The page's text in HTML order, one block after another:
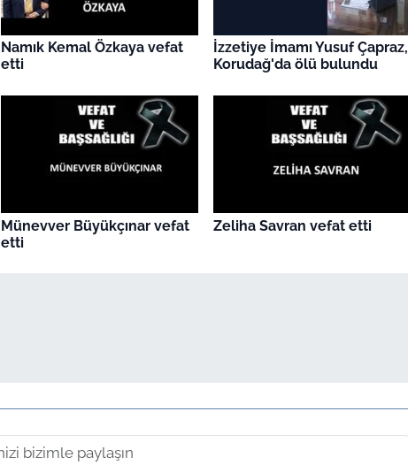
Namık Kemal Özkaya vefat
etti
İzzetiye İmamı Yusuf Çapraz,
Korudağ'da ölü bulundu
Münevver Büyükçınar vefat
etti
Zeliha Savran vefat etti